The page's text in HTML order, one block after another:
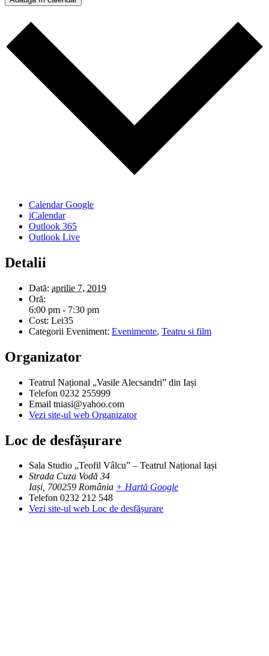
Calendar Google
iCalendar
Outlook 365
Outlook Live
Detalii
Dată: aprilie 7, 2019
Oră:
6:00 pm - 7:30 pm
Cost: Lei35
Categorii Eveniment: Evenimente, Teatru si film
Organizator
Teatrul Național „Vasile Alecsandri” din Iași
Telefon 0232 255999
Email tniasi@yahoo.com
Vezi site-ul web Organizator
Loc de desfășurare
Sala Studio „Teofil Vâlcu” – Teatrul Național Iași
Strada Cuza Vodă 34
Iași, 700259 România + Hartă Google
Telefon 0232 212 548
Vezi site-ul web Loc de desfășurare